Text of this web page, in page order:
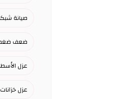
صيانة
ضعف ضغط
عزل
عزل